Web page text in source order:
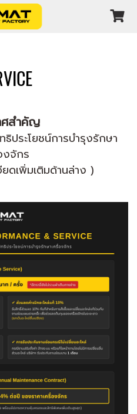
ศสำคัญ
ประโยชน์การบำรุงรักษา
งจักร
ยดเพิ่มเติมด้านล่าง )